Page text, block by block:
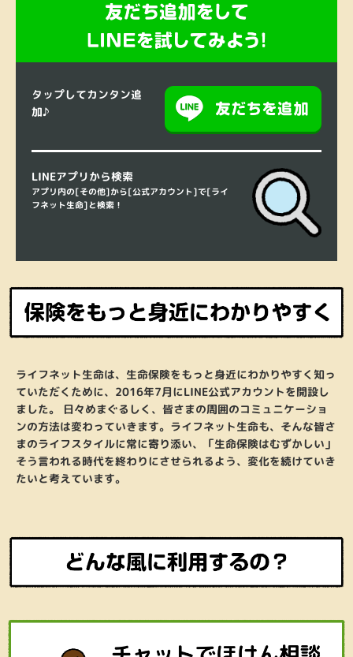
タップしてカンタン追
加♪
LINEアプリから検索
アプリ内の[その他]から[公式アカウント]で[ライ
フネット生命]と検索！
ライフネット生命は、生命保険をもっと身近にわかりやすく知っ
ていただくために、2016年7月にLINE公式アカウントを開設し
ました。 日々めまぐるしく、皆さまの周囲のコミュニケーショ
ンの方法は変わっていきます。ライフネット生命も、そんな皆さ
まのライフスタイルに常に寄り添い、「生命保険はむずかしい」
そう言われる時代を終わりにさせられるよう、変化を続けていき
たいと考えています。